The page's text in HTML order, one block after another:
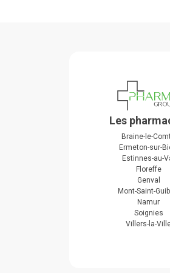
Les
Braine-le-
Ermeton-sur-
Estinnes-au-
Floreffe
Genval
Mont-Saint-
Namur
Soignies
Villers-la-